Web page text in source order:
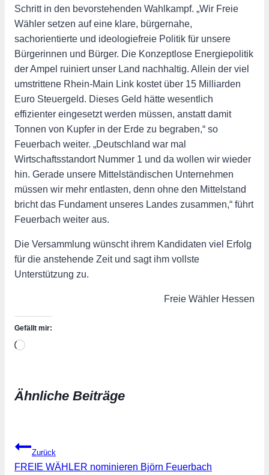
Schritt in den bevorstehenden Wahlkampf. „Wir Freie
Wähler setzen auf eine klare, bürgernahe,
sachorientierte und ideologiefreie Politik für unsere
Bürgerinnen und Bürger. Die Konzeptlose Energiepolitik
der Ampel ruiniert unser Land nachhaltig. Allein der viel
umstrittene Rhein-Main Link kostet über 15 Milliarden
Euro Steuergeld. Dieses Geld hätte wesentlich
effizienter eingesetzt werden müssen, anstatt damit
Tonnen von Kupfer in der Erde zu begraben,“ so
Feuerbach weiter. „Deutschland war mal
Wirtschaftsstandort Nummer 1 und da wollen wir wieder
hin. Gerade unsere Mittelständischen Unternehmen
müssen wir mehr entlasten, denn ohne den Mittelstand
bricht das Fundament unseres Landes zusammen,“ führt
Feuerbach weiter aus.
Die Versammlung wünscht ihrem Kandidaten viel Erfolg
für die anstehende Zeit und sagt ihm vollste
Unterstützung zu.
Freie Wähler Hessen
Gefällt mir:
Wird
Ähnliche Beiträge
Beitragsnavigation
Zurück
FREIE WÄHLER nominieren Björn Feuerbach